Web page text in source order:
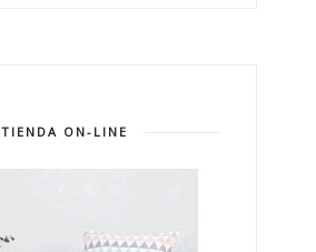
TIENDA ON-LINE